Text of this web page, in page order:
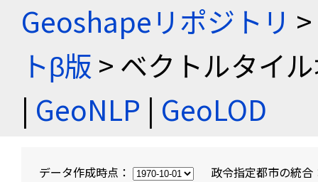
Geoshapeリポジトリ >
トβ版 > ベクトルタイ
| GeoNLP | GeoLOD
データ作成時点： 政令指定都市の統